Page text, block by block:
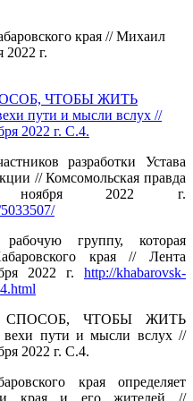
края // Михаил
2022 г.
ЧТОБЫ ЖИТЬ
пути и мысли вслух //
2022 г. С.4.
разработки Устава
// Комсомольская правда
2022 г.
группу, которая
края // Лента
2022 г. http://khabarovsk-
ЧТОБЫ ЖИТЬ
пути и мысли вслух //
2022 г. С.4.
края определяет
края и его жителей //